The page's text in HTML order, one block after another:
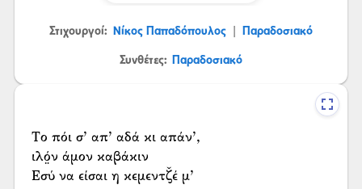
Στιχουργοί: Νίκος Παπαδόπουλος
Παραδοσιακό
Συνθέτες: Παραδοσιακό
Το πόι σ’ απ’ αδά κι απάν’,
ιλό̤ν άμον καβάκιν
Εσύ να είσαι η κεμεντζ̌έ μ’